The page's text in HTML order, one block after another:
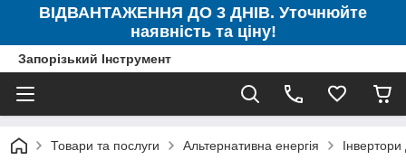
ВІДВАНТАЖЕННЯ ДО 3 ДНІВ. Уточнюйте
наявність та ціну!
Запорізький Інструмент
Товари та послуги Альтернативна енергія